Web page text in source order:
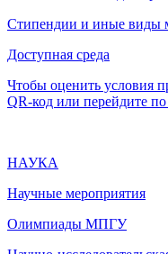
Стипендии и иные виды
Доступная среда
Чтобы оценить условия
QR-код или перейдите
НАУКА
Научные мероприятия
Олимпиады МПГУ